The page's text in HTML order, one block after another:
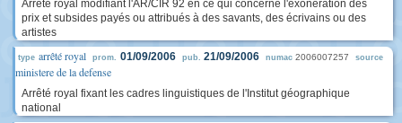
Arrêté royal modifiant l'AR/CIR 92 en ce qui concerne l'exonération des
prix et subsides payés ou attribués à des savants, des écrivains ou des
artistes
type arrêté royal prom. 01/09/2006 pub. 21/09/2006 numac 2006007257 source
ministere de la defense
Arrêté royal fixant les cadres linguistiques de l'Institut géographique
national